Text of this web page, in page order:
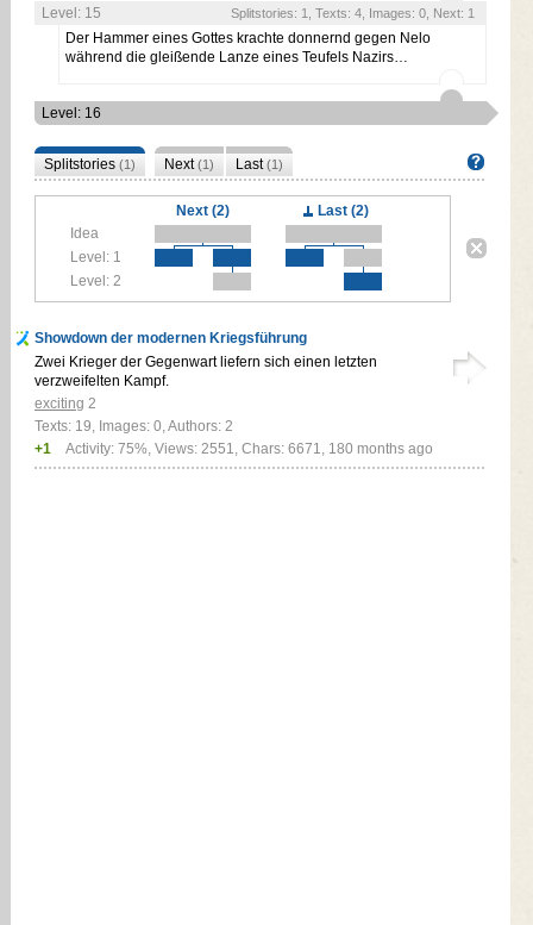
Level: 15 Splitstories: 1, Texts: 4, Images: 0, Next: 1
Der Hammer eines Gottes krachte donnernd gegen Nelo
während die gleißende Lanze eines Teufels Nazirs…
Level: 16
Splitstories (1) Next(1) Last(1)
Next (2)
Last (2)
Idea
Level: 1
Level: 2
Showdown der modernen Kriegsführung
Zwei Krieger der Gegenwart liefern sich einen letzten
verzweifelten Kampf.
exciting 2
Texts: 19, Images: 0, Authors: 2
+1
Activity: 75%, Views: 2551, Chars: 6671, 180 months ago